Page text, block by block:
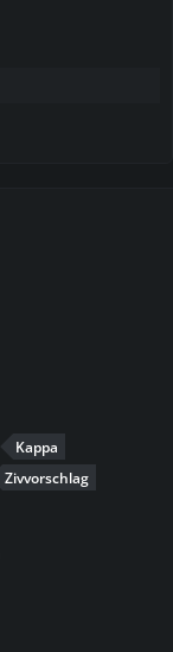
Kappa
Zivvorschlag